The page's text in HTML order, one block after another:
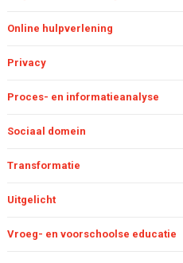
Minder administratie met
monitor
De RET-monitor: een
voor de jeugdzorg
Online hulpverlening
Privacy
Proces- en informatieanalyse
Sociaal domein
Transformatie
Uitgelicht
Vroeg- en voorschoolse educatie